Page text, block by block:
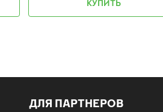
КУПИТЬ
ДЛЯ ПАРТНЕРОВ